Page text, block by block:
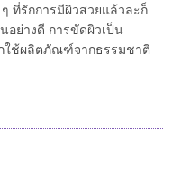
ที่รักการมีผิวสวยแล้วละก็
อย่างดี การขัดผิวเป็น
ใช้ผลิตภัณฑ์จากธรรมชาติ